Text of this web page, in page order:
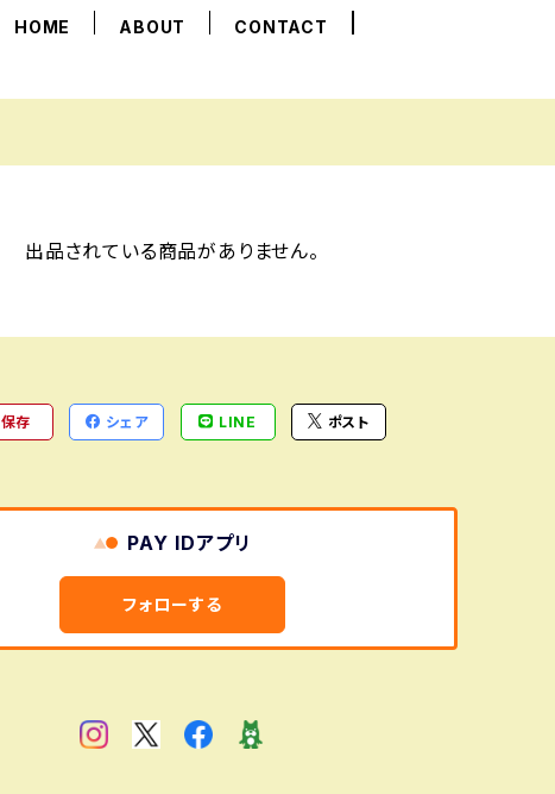
HOME ABOUT CONTACT
出品されている商品がありません。
保存 シェア LINE ポスト
PAY IDアプリ
フォローする